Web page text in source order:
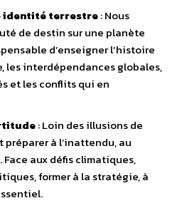
identité terrestre: Nous
de destin sur une planète
d’enseigner l’histoire
les interdépendances globales,
et les conflits qui en
: Loin des illusions de
préparer à l’inattendu, au
aux défis climatiques,
former à la stratégie, à